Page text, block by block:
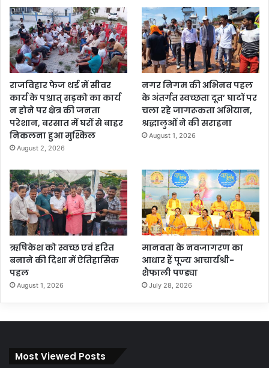
राजविहार फेज थर्ड में सीवर
कार्य के पश्चात् सड़को का कार्य
न होने पर क्षेत्र की जनता
परेशान, बरसात में घरों से बाहर
निकलना हुआ मुश्किल
August 2, 2026
नगर निगम की अभिनव पहल
के अंतर्गत स्वच्छता दूत’ घाटों पर
चला रहे जागरूकता अभियान,
श्रद्धालुओं ने की सराहना
August 1, 2026
ऋषिकेश को स्वच्छ एवं हरित
बनाने की दिशा में ऐतिहासिक
पहल
August 1, 2026
मानवता के नवजागरण का
आधार हैं पूज्य आचार्यश्री-
शैफाली पण्ड्या
July 28, 2026
Most Viewed Posts